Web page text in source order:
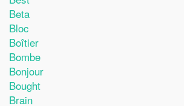
Beta
Bloc
Boîtier
Bombe
Bonjour
Bought
Brain